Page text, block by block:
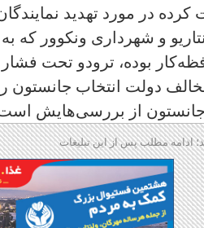
در مورد تهدید
و شهرداری ونکوور که
بوده، ترودو تحت
دولت انتخاب جانستون
جانستون از بررسی‌هایش
ادامه مطلب پس از این تبلیغات